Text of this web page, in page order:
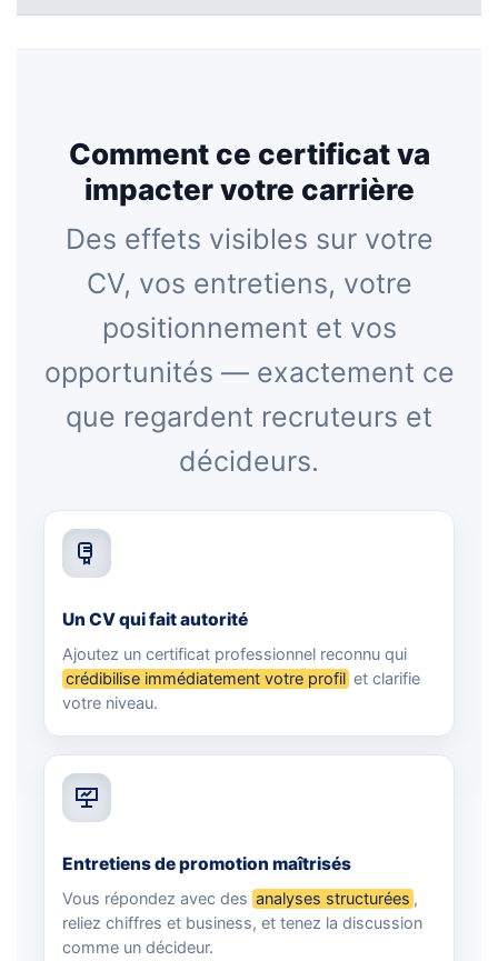
Comment ce certificat va
impacter votre carrière
Des effets visibles sur votre
CV, vos entretiens, votre
positionnement et vos
opportunités — exactement ce
que regardent recruteurs et
décideurs.
Un CV qui fait autorité
Ajoutez un certificat professionnel reconnu qui
crédibilise immédiatement votre profil et clarifie
votre niveau.
Entretiens de promotion maîtrisés
Vous répondez avec des analyses structurées ,
reliez chiffres et business, et tenez la discussion
comme un décideur.